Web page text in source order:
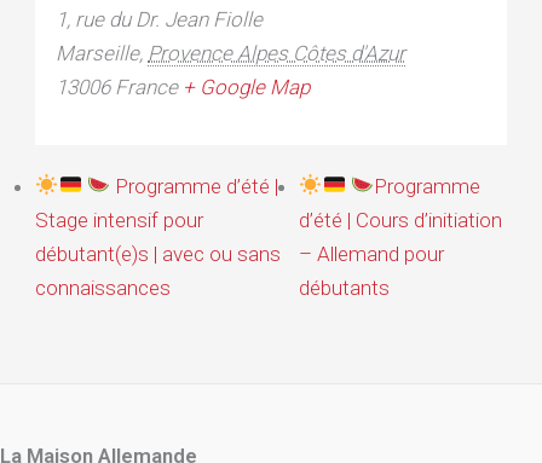
1, rue du Dr. Jean Fiolle
Marseille, Provence Alpes Côtes d'Azur
13006 France + Google Map
Programme d’été |
Stage intensif pour
débutant(e)s | avec ou sans
connaissances
Programme
d’été | Cours d’initiation
– Allemand pour
débutants
La Maison Allemande